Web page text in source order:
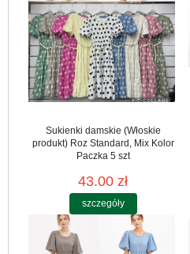
Sukienki damskie (Włoskie
produkt) Roz Standard, Mix Kolor
Paczka 5 szt
43.00 zł
szczegóły